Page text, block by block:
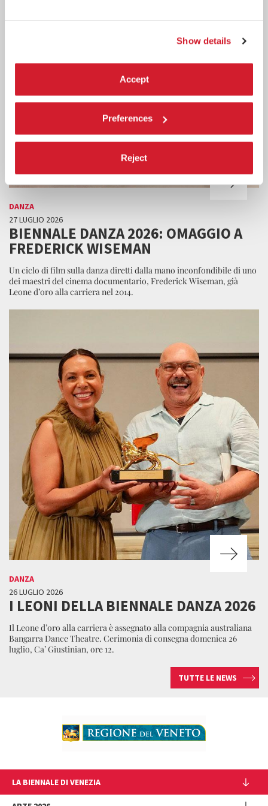
Show details
Accept
Preferences
Reject
DANZA
27 LUGLIO 2026
BIENNALE DANZA 2026: OMAGGIO A
FREDERICK WISEMAN
Un ciclo di film sulla danza diretti dalla mano inconfondibile di uno
dei maestri del cinema documentario, Frederick Wiseman, già
Leone d’oro alla carriera nel 2014.
DANZA
26 LUGLIO 2026
I LEONI DELLA BIENNALE DANZA 2026
Il Leone d’oro alla carriera è assegnato alla compagnia australiana
Bangarra Dance Theatre. Cerimonia di consegna domenica 26
luglio, Ca’ Giustinian, ore 12.
TUTTE LE NEWS
LA BIENNALE DI VENEZIA
L'Istituzione